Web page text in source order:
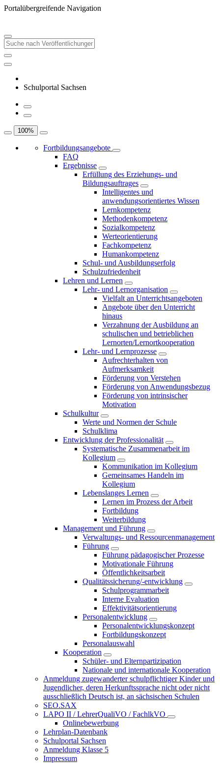
Portalübergreifende Navigation
Schulportal Sachsen
100%
Fortbildungsangebote
FAQ
Ergebnisse
Erfüllung des Erziehungs- und
Bildungsauftrages
Intelligentes und
anwendungsorientiertes Wissen
Lernkompetenz
Methodenkompetenz
Sozialkompetenz
Werteorientierung
Fachkompetenz
Humankompetenz
Schul- und Ausbildungserfolg
Schulzufriedenheit
Lehren und Lernen
Lehr- und Lernorganisation
Vielfalt an Unterrichtsangeboten
Angebote über den Unterricht
hinaus
Verzahnung der Ausbildung an
schulischen und betrieblichen
Lernorten/Lernortkooperation
Lehr- und Lernprozesse
Aufrechterhalten von
Aufmerksamkeit
Förderung von Verstehen
Förderung von Anwendungsbezug
Förderung von intrinsischer
Motivation
Schulkultur
Werte und Normen der Schule
Schulklima
Entwicklung der Professionalität
Systematische Zusammenarbeit im
Kollegium
Kommunikation im Kollegium
Gemeinsames Handeln im
Kollegium
Lebenslanges Lernen
Lernen im Prozess der Arbeit
Fortbildung
Weiterbildung
Management und Führung
Verwaltungs- und Ressourcenmanagement
Führung
Führung pädagogischer Prozesse
Motivationale Führung
Öffentlichkeitsarbeit
Qualitätssicherung/-entwicklung
Schulprogrammarbeit
Interne Evaluation
Effektivitätsorientierung
Personalentwicklung
Personalentwicklungskonzept
Fortbildungskonzept
Personalauswahl
Kooperation
Schüler- und Elternpartizipation
Nationale und internationale Kooperation
Anmeldung zugewanderter schulpflichtiger Kinder und
Jugendlicher, deren Herkunftssprache nicht oder nicht
ausschließlich Deutsch ist, an sächsischen Schulen
SEO.SAX
LAPO II / LehrerQualiVO / FachlkVO
Onlinebewerbung
Lehrplan-Datenbank
Schulportal Sachsen
Anmeldung Klasse 5
Impressum